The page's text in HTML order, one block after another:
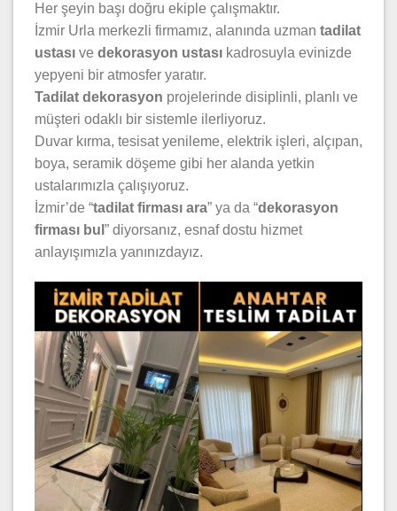
Her şeyin başı doğru ekiple çalışmaktır.
İzmir Urla merkezli firmamız, alanında uzman tadilat
ustası ve dekorasyon ustası kadrosuyla evinizde
yepyeni bir atmosfer yaratır.
Tadilat dekorasyon projelerinde disiplinli, planlı ve
müşteri odaklı bir sistemle ilerliyoruz.
Duvar kırma, tesisat yenileme, elektrik işleri, alçıpan,
boya, seramik döşeme gibi her alanda yetkin
ustalarımızla çalışıyoruz.
İzmir’de “tadilat firması ara” ya da “dekorasyon
firması bul ” diyorsanız, esnaf dostu hizmet
anlayışımızla yanınızdayız.